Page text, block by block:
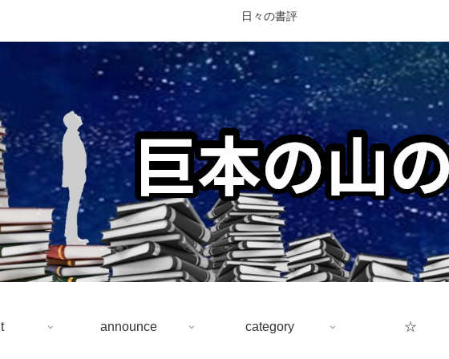
日々の書評
announce category ☆